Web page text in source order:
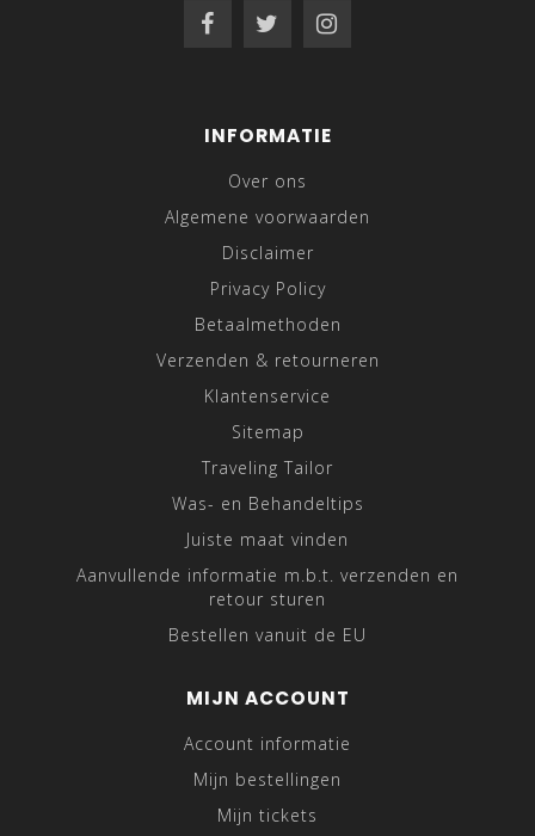
INFORMATIE
Over ons
Algemene voorwaarden
Disclaimer
Privacy Policy
Betaalmethoden
Verzenden & retourneren
Klantenservice
Sitemap
Traveling Tailor
Was- en Behandeltips
Juiste maat vinden
Aanvullende informatie m.b.t. verzenden en
retour sturen
Bestellen vanuit de EU
MIJN ACCOUNT
Account informatie
Mijn bestellingen
Mijn tickets